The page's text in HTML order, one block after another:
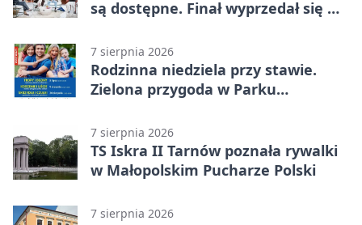
są dostępne. Finał wyprzedał się w
7 sierpnia 2026
Rodzinna niedziela przy stawie.
Zielona przygoda w Parku
7 sierpnia 2026
TS Iskra II Tarnów poznała rywalki
w Małopolskim Pucharze Polski
7 sierpnia 2026